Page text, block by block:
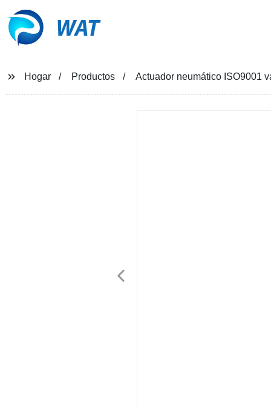
WAT
Hogar Productos Actuador neumático ISO9001